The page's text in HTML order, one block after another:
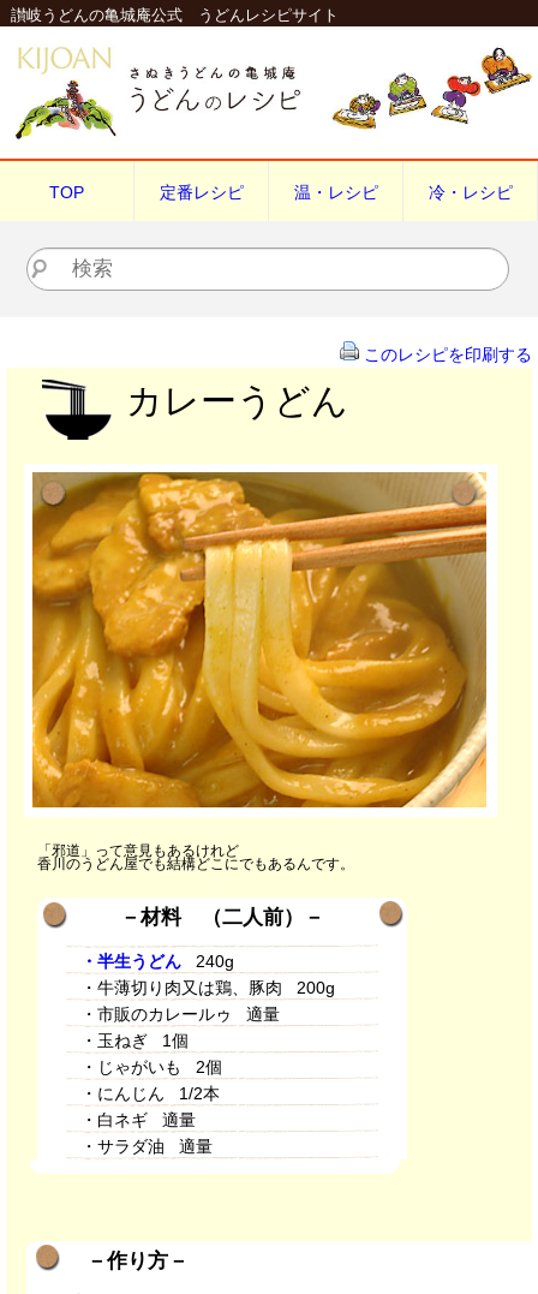
讃岐うどんの亀城庵公式 うどんレシピサイト
TOP 定番レシピ 温・レシピ 冷・レシピ
検索
このレシピを印刷する
カレーうどん
「邪道」って意見もあるけれど
香川のうどん屋でも結構どこにでもあるんです。
－材料 （二人前）－
・半生うどん 240g
・牛薄切り肉又は鶏、豚肉 200g
・市販のカレールゥ 適量
・玉ねぎ 1個
・じゃがいも 2個
・にんじん 1/2本
・白ネギ 適量
・サラダ油 適量
－作り方－